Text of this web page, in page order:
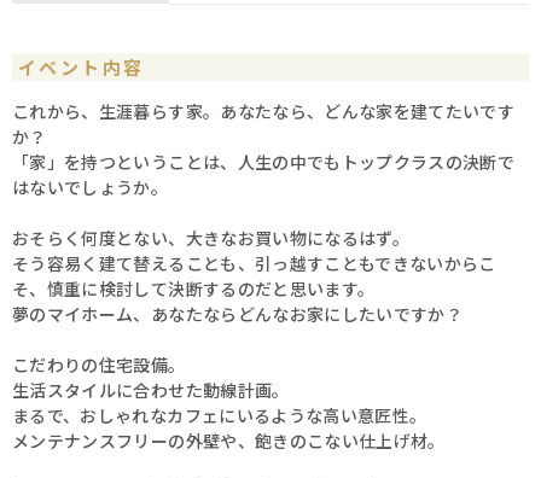
イベント内容
これから、生涯暮らす家。あなたなら、どんな家を建てたいです
か？
「家」を持つということは、人生の中でもトップクラスの決断で
はないでしょうか。
おそらく何度とない、大きなお買い物になるはず。
そう容易く建て替えることも、引っ越すこともできないからこ
そ、慎重に検討して決断するのだと思います。
夢のマイホーム、あなたならどんなお家にしたいですか？
こだわりの住宅設備。
生活スタイルに合わせた動線計画。
まるで、おしゃれなカフェにいるような高い意匠性。
メンテナンスフリーの外壁や、飽きのこない仕上げ材。